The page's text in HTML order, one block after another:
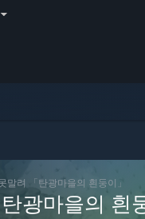
말려 「탄광마을의 흰둥이」
광마을의 흰